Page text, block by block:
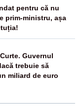
pentru că nu
prim-ministru, așa
Guvernul
trebuie să
miliard de euro